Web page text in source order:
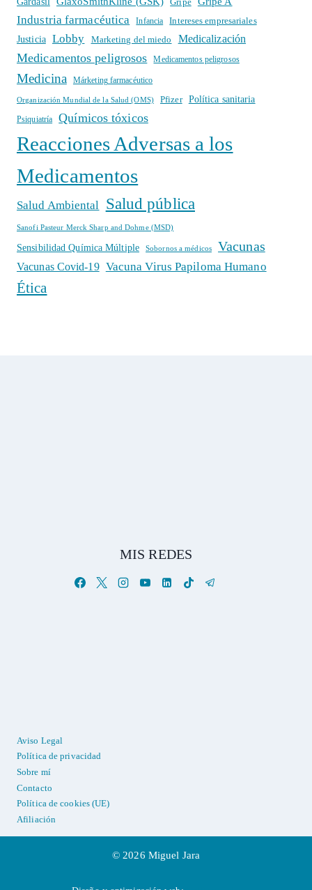
Industria farmacéutica Infancia
Intereses empresariales
Justicia
Lobby Marketing del miedo Medicalización
Medicamentos peligrosos Medicamentos peligrosos
Medicina Márketing farmacéutico
Organización Mundial de la Salud (OMS) Pfizer Política sanitaria
Psiquiatría Químicos tóxicos
Reacciones Adversas a los
Medicamentos
Salud Ambiental Salud pública
Sanofi Pasteur Merck Sharp and Dohme (MSD)
Sensibilidad Química Múltiple Sobornos a médicos Vacunas
Vacunas Covid-19 Vacuna Virus Papiloma Humano
Ética
MIS REDES
Aviso Legal
Política de privacidad
Sobre mí
Contacto
Política de cookies (UE)
Afiliación
© 2026 Miguel Jara